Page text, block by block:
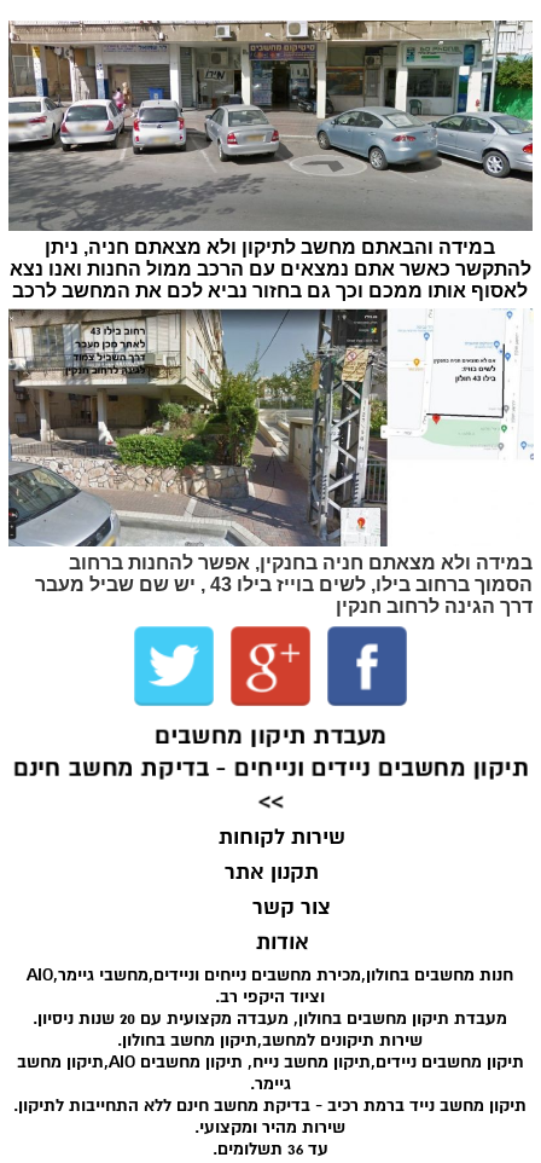
צור קשר
אודות
תקנון אתר
שירות לקוחות
חנות מחשבים בחולון,מכירת מחשבים נייחים וניידים,מחשבי גיימר,AIO
וציוד היקפי רב.
מעבדת תיקון מחשבים בחולון, מעבדה מקצועית עם 20 שנות ניסיון.
שירות תיקונים למחשב,תיקון מחשב בחולון.
תיקון מחשבים ניידים,תיקון מחשב נייח, תיקון מחשבים AIO,תיקון מחשב
גיימר.
תיקון מחשב נייד ברמת רכיב - בדיקת מחשב חינם ללא התחייבות לתיקון.
שירות מהיר ומקצועי.
עד 36 תשלומים.
מעבדת תיקון מחשבים
תיקון מחשבים ניידים ונייחים - בדיקת מחשב חינם
>>
במידה והבאתם מחשב לתיקון ולא מצאתם חניה, ניתן
להתקשר כאשר אתם נמצאים עם הרכב ממול החנות ואנו נצא
לאסוף אותו ממכם וכך גם בחזור נביא לכם את המחשב לרכב
במידה ולא מצאתם חניה בחנקין, אפשר להחנות ברחוב
הסמוך ברחוב בילו, לשים בוייז בילו 43 , יש שם שביל מעבר
דרך הגינה לרחוב חנקין